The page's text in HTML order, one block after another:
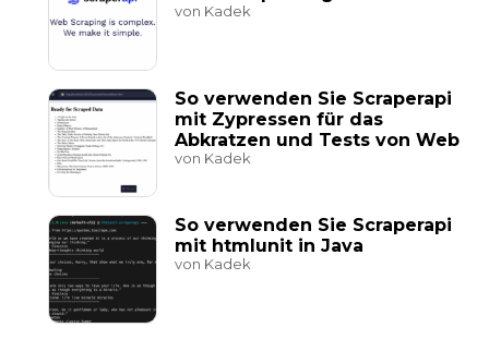
von Kadek
So verwenden Sie Scraperapi
mit Zypressen für das
Abkratzen und Tests von Web
von Kadek
So verwenden Sie Scraperapi
mit htmlunit in Java
von Kadek